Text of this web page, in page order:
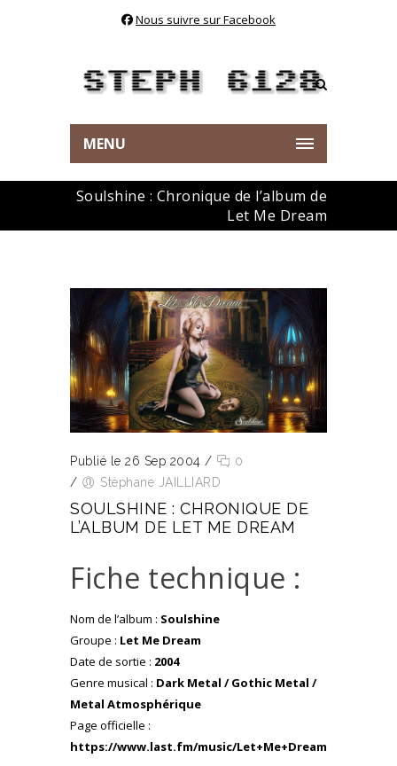
Nous suivre sur Facebook
MENU
Soulshine : Chronique de l’album de
Let Me Dream
Publié le 26 Sep 2004 /
0
/
Stéphane JAILLIARD
SOULSHINE : CHRONIQUE DE
L’ALBUM DE LET ME DREAM
Fiche technique :
Nom de l’album : Soulshine
Groupe : Let Me Dream
Date de sortie : 2004
Genre musical : Dark Metal / Gothic Metal /
Metal Atmosphérique
Page officielle :
https://www.last.fm/music/Let+Me+Dream